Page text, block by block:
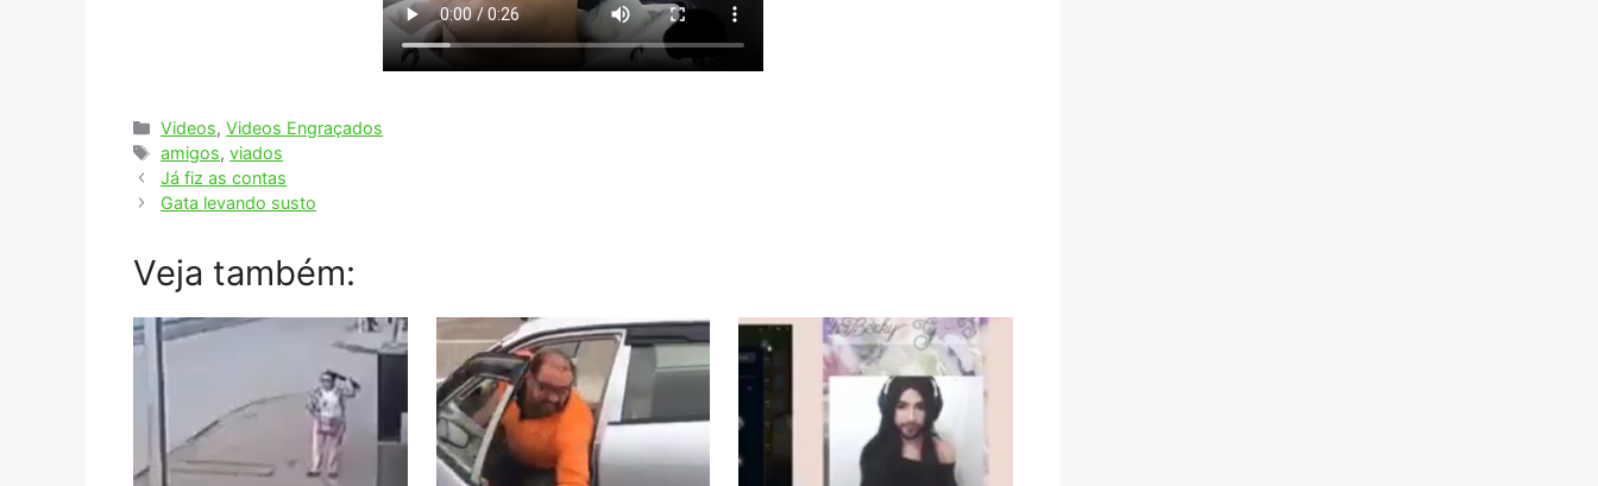
Categorias
Videos,Videos Engraçados
Tags
amigos,viados
Já fiz as contas
Gata levando susto
Veja também: